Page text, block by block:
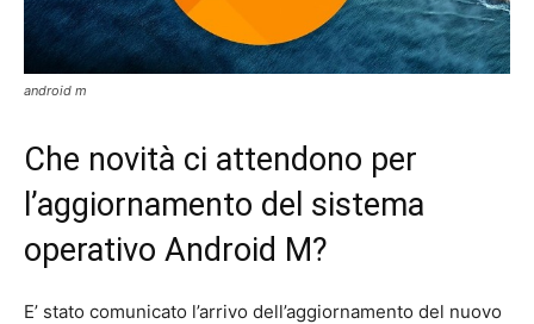
android m
Che novità ci attendono per
l’aggiornamento del sistema
operativo Android M?
E’ stato comunicato l’arrivo dell’aggiornamento del nuovo